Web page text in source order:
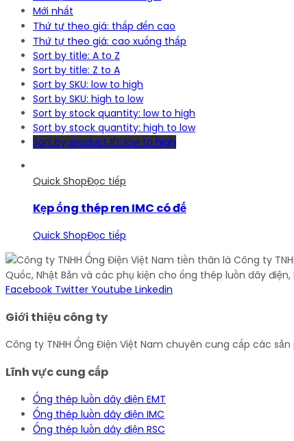
Quick Shop
Facebook Twitter Youtube
Giới thiệu công ty
Công ty TNHH Ống Điện Việt Nam chuyên cung cấp các
Lĩnh vực cung cấp
Ống thép luồn dây điện EMT
Ống thép luồn dây điện IMC
Ống thép luồn dây điện RSC
Liên hệ
Thứ hai - Thứ 7: 8:00 - 17:00
kinhdoanh@ongthepluondaydien.com
(028) 37 115 015
Start typing and press Enter to search
View more
Shopping Cart